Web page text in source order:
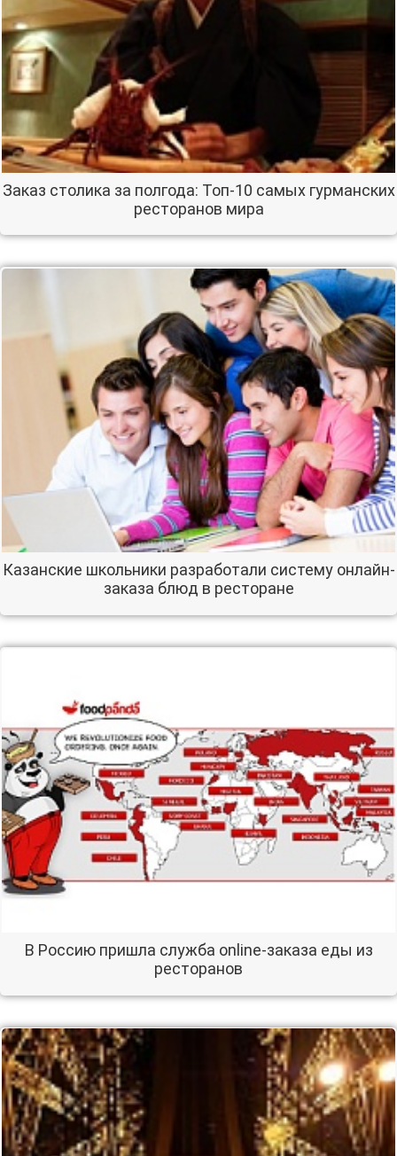
Заказ столика за полгода: Топ-10 самых гурманских
ресторанов мира
Казанские школьники разработали систему онлайн-
заказа блюд в ресторане
В Россию пришла служба online-заказа еды из
ресторанов